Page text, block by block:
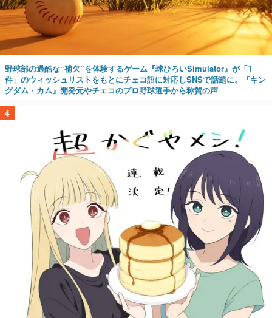
野球部の過酷な“補欠”を体験するゲーム『球ひろいSimulator』が「1
件」のウィッシュリストをもとにチェコ語に対応しSNSで話題に。『キン
グダム・カム』開発元やチェコのプロ野球選手から称賛の声
4